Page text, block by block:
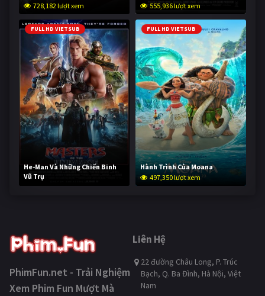
728,182 lượt xem
555,936 lượt xem
FULL HD VIETSUB
He-Man Và Những Chiến Binh
Vũ Trụ
246,608 lượt xem
FULL HD VIETSUB
Hành Trình Của Moana
497,350 lượt xem
PhimFun.net - Trải Nghiệm
Xem Phim Fun Mượt Mà
Liên Hệ
22 đường Châu Long, P. Trúc
Bạch, Q. Ba Đình, Hà Nội, Việt
Nam